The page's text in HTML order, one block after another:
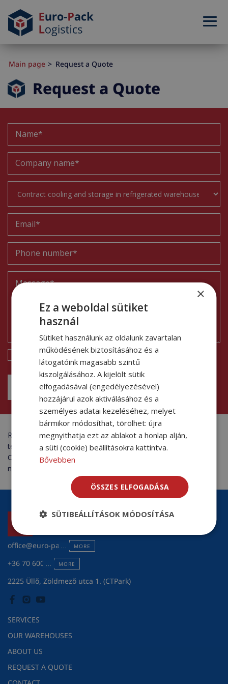
Main page Request a Quote
Request a Quote
I accept theprivacy policy.
SEND
Request a quote quickly and easily online. Get in touch with our
team — we’re here to help you find the ideal logistics solution.
Our flexible, tailor-made services are designed to meet every
need.
office@euro-pack.huMORE
+36 70 600 7301MORE
2225 Üllő, Zöldmező utca 1. (CTPark)
SERVICES
OUR WAREHOUSES
ABOUT US
REQUEST A QUOTE
×
Ez a weboldal sütiket
használ
Sütiket használunk az oldalunk zavartalan
működésének biztosításához és a
látogatóink magasabb szintű
kiszolgálásához. A kijelölt sütik
elfogadásával (engedélyezésével)
hozzájárul azok aktiválásához és a
személyes adatai kezeléséhez, melyet
bármikor módosíthat, törölhet: újra
megnyithatja ezt az ablakot a honlap alján,
a süti (cookie) beállításokra kattintva.
Bővebben
ÖSSZES ELFOGADÁSA
SÜTIBEÁLLÍTÁSOK MÓDOSÍTÁSA